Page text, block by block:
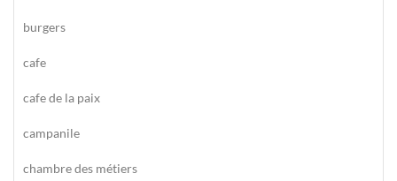
burgers
cafe
cafe de la paix
campanile
chambre des métiers